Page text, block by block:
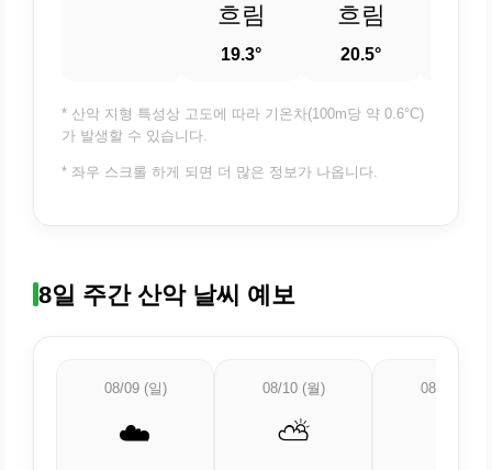
흐림
19.3°
흐림
20.5°
* 산악 지형 특성상 고도에 따라 기온차(100m당 약 0.6°C)
가 발생할 수 있습니다.
* 좌우 스크롤 하게 되면 더 많은 정보가 나옵니다.
8일 주간 산악 날씨 예보
08/09 (일)
☁️
08/10 (월)
⛅
08/11 (화)